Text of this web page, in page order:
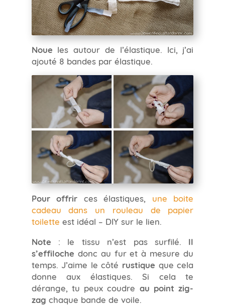
Noue les autour de l’élastique. Ici, j’ai
ajouté 8 bandes par élastique.
Pour offrir ces élastiques, une boite
cadeau dans un rouleau de papier
toilette est idéal – DIY sur le lien.
Note : le tissu n’est pas surfilé. Il
s’effiloche donc au fur et à mesure du
temps. J’aime le côté rustique que cela
donne aux élastiques. Si cela te
dérange, tu peux coudre au point zig-
zag chaque bande de voile.